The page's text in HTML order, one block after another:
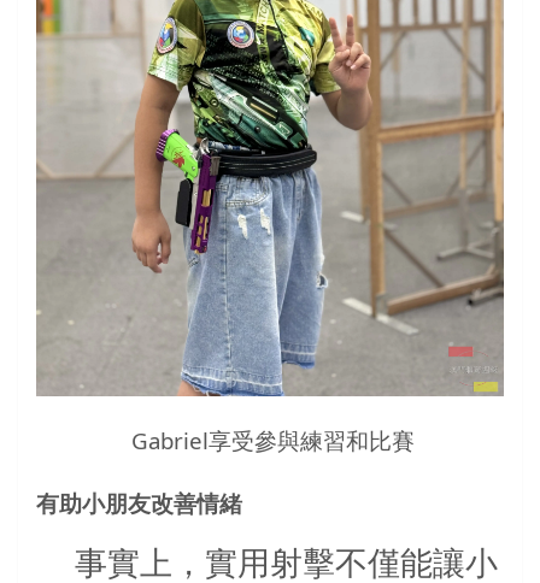
Gabriel享受參與練習和比賽
有助小朋友改善情緒
事實上，實用射擊不僅能讓小